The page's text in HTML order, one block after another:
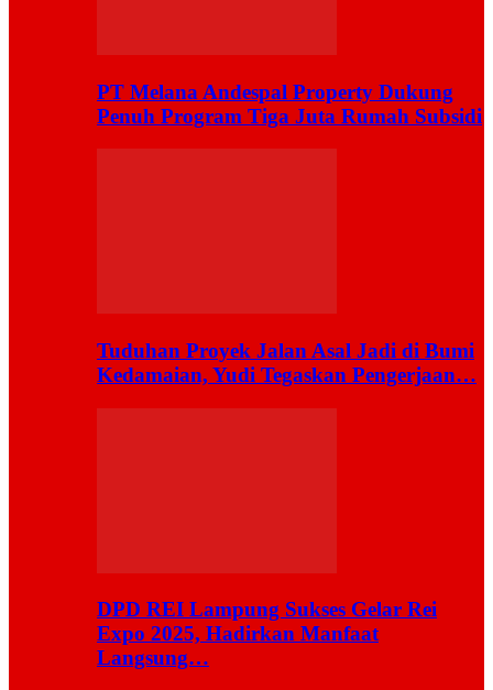
PT Melana Andespal Property Dukung
Penuh Program Tiga Juta Rumah Subsidi
Tuduhan Proyek Jalan Asal Jadi di Bumi
Kedamaian, Yudi Tegaskan Pengerjaan…
DPD REI Lampung Sukses Gelar Rei
Expo 2025, Hadirkan Manfaat
Langsung…